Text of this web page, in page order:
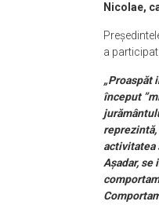
Nicolae,
a
„Proaspăt
început
activitatea
Așadar,